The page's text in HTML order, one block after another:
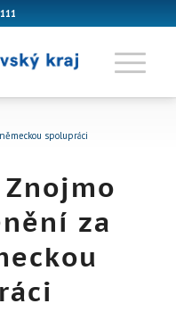
spolupráci
za